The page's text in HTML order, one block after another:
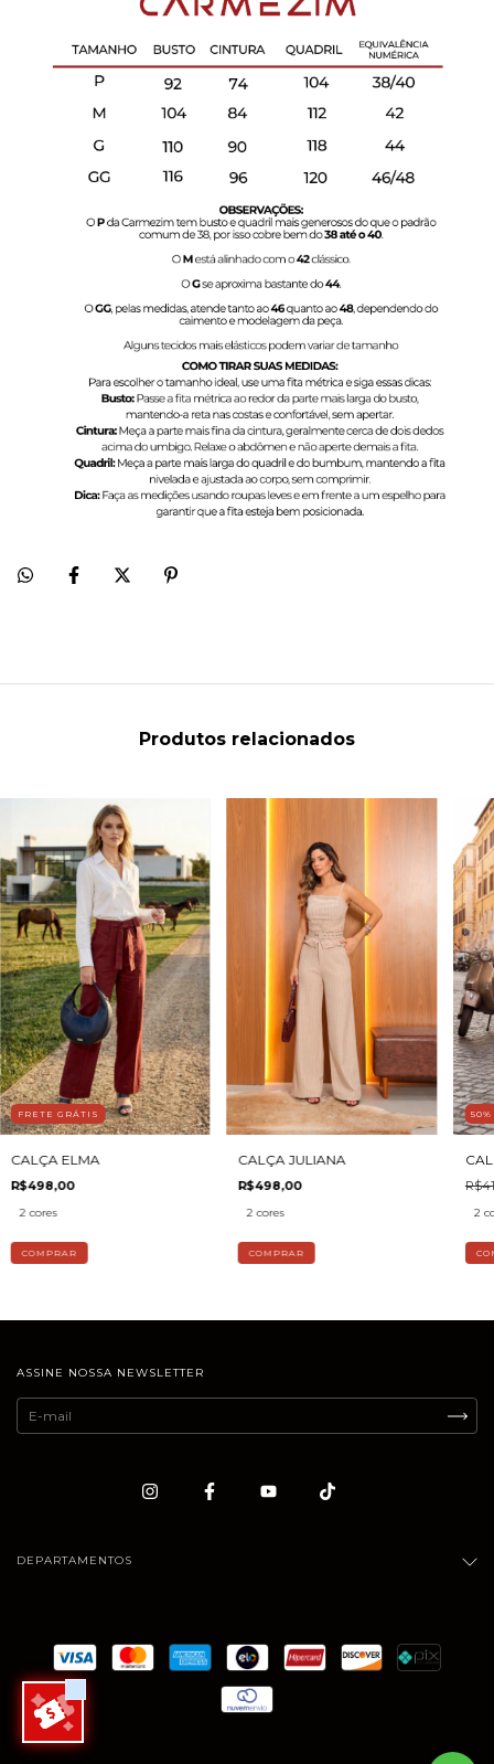
Produtos relacionados
FRETE GRÁTIS
CALÇA ELMA
R$498,00
2 cores
COMPRAR
CALÇA JULIANA
R$498,00
2 cores
COMPRAR
50
2
ASSINE NOSSA NEWSLETTER
DEPARTAMENTOS